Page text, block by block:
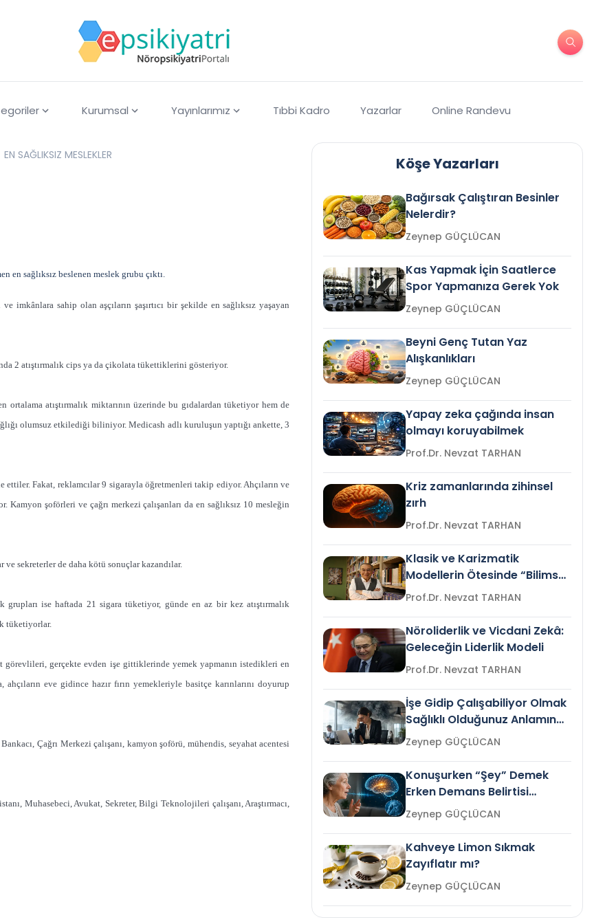
Kurumsal Yayınlarımız Tıbbi Kadro Yazarlar Online Randevu
EN SAĞLIKSIZ MESLEKLER
en sağlıksız beslenen meslek grubu çıktı.
sahip olan aşçıların şaşırtıcı bir şekilde en sağlıksız yaşayan
2 atıştırmalık cips ya da çikolata tükettiklerini gösteriyor.
atıştırmalık miktarının üzerinde bu gıdalardan tüketiyor hem de
olumsuz etkilediği biliniyor. Medicash adlı kuruluşun yaptığı ankette, 3
Fakat, reklamcılar 9 sigarayla öğretmenleri takip ediyor. Ahçıların ve
şoförleri ve çağrı merkezi çalışanları da en sağlıksız 10 mesleğin
sekreterler de daha kötü sonuçlar kazandılar.
ise haftada 21 sigara tüketiyor, günde en az bir kez atıştırmalık
tüketiyorlar.
görevlileri, gerçekte evden işe gittiklerinde yemek yapmanın istedikleri en
eve gidince hazır fırın yemekleriyle basitçe karınlarını doyurup
Çağrı Merkezi çalışanı, kamyon şoförü, mühendis, seyahat acentesi
Muhasebeci, Avukat, Sekreter, Bilgi Teknolojileri çalışanı, Araştırmacı,
Köşe Yazarları
Bağırsak Çalıştıran Besinler
Nelerdir?
Zeynep GÜÇLÜCAN
Kas Yapmak İçin Saatlerce
Spor Yapmanıza Gerek Yok
Zeynep GÜÇLÜCAN
Beyni Genç Tutan Yaz
Alışkanlıkları
Zeynep GÜÇLÜCAN
Yapay zeka çağında insan
olmayı koruyabilmek
Prof.Dr. Nevzat TARHAN
Kriz zamanlarında zihinsel
zırh
Prof.Dr. Nevzat TARHAN
Klasik ve Karizmatik
Modellerin Ötesinde “Bilimsel
Liderlik”
Prof.Dr. Nevzat TARHAN
Nöroliderlik ve Vicdani Zekâ:
Geleceğin Liderlik Modeli
Prof.Dr. Nevzat TARHAN
İşe Gidip Çalışabiliyor Olmak
Sağlıklı Olduğunuz Anlamına
Gelir mi?Zeynep GÜÇLÜCAN
Konuşurken “Şey” Demek
Erken Demans Belirtisi
Olabilir mi?Zeynep GÜÇLÜCAN
Kahveye Limon Sıkmak
Zayıflatır mı?
Zeynep GÜÇLÜCAN